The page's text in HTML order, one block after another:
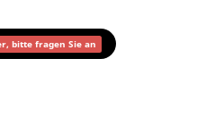
bitte fragen Sie an